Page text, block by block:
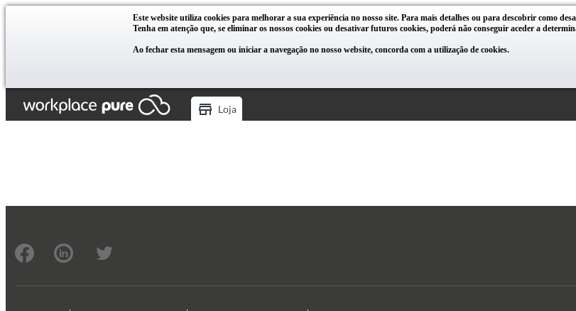
Este website utiliza cookies para melhorar a sua experiência no nosso site. Para mais detalhes ou para descobrir como
Tenha em atenção que, se eliminar os nossos cookies ou desativar futuros cookies, poderá não conseguir aceder a
Ao fechar esta mensagem ou iniciar a navegação no nosso website, concorda com a utilização de cookies.
Loja